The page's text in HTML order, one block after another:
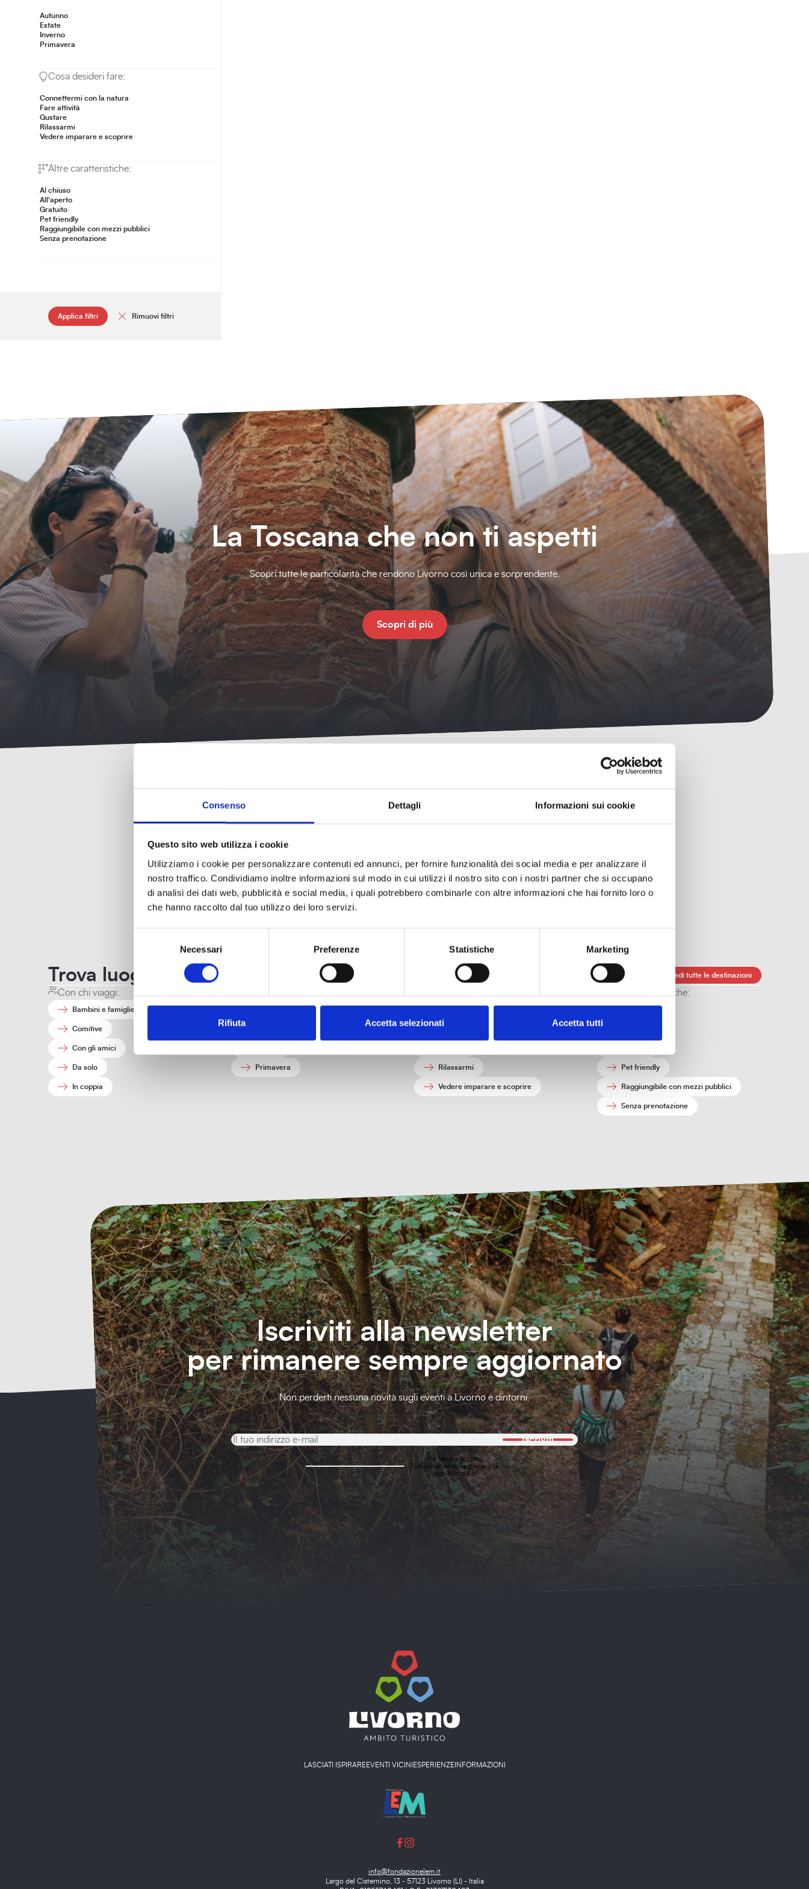
Consenso Dettagli Informazioni sui cookie
Questo sito web utilizza i cookie
Utilizziamo i cookie per personalizzare contenuti ed annunci, per fornire funzionalità dei social media e per analizzare il
nostro traffico. Condividiamo inoltre informazioni sul modo in cui utilizzi il nostro sito con i nostri partner che si occupano
di analisi dei dati web, pubblicità e social media, i quali potrebbero combinarle con altre informazioni che hai fornito loro o
che hanno raccolto dal tuo utilizzo dei loro servizi.
Necessari Preferenze Statistiche Marketing
Rifiuta Accetta selezionati Accetta tutti
Applica filtri Rimuovi filtri
Autunno
Estate
Inverno
Primavera
Cosa desideri fare:
Connettermi con la natura
Fare attività
Gustare
Rilassarmi
Vedere imparare e scoprire
Altre caratteristiche:
Al chiuso
All'aperto
Gratuito
Pet friendly
Raggiungibile con mezzi pubblici
Senza prenotazione
La Toscana che non ti aspetti
Scopri tutte le particolarità che rendono Livorno così unica e sorprendente.
Scopri di più
Info turistiche
Uffici, contatti e informazioni turistiche per organizzare la tua visita.
Uffici e contatti Raggiungere Livorno Trasporti pubblici
Trova luoghi e interessi adatti a te Vedi tutte le destinazioni
Con chi viaggi:
Bambini e famiglie
Comitive
Con gli amici
Da solo
In coppia
Primavera Rilassarmi
Vedere imparare e scoprire
Altre caratteristiche:
Pet friendly
Raggiungibile con mezzi pubblici
Senza prenotazione
Iscriviti alla newsletter
per rimanere sempre aggiornato
Non perderti nessuna novità sugli eventi a Livorno e dintorni.
Iscriviti
Ho letto e accetto
l'informativa sulla privacy di
visit-livorno.it*
LASCIATI ISPIRAREEVENTI VICINI ESPERIENZEINFORMAZIONI
info@fondazionelem.it
Largo del Cisternino, 13 - 57123 Livorno (LI) - Italia